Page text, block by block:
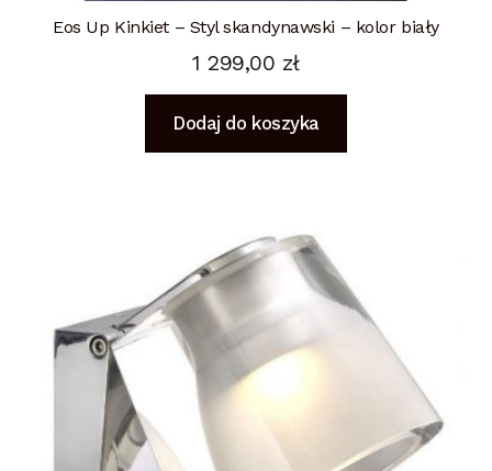
Eos Up Kinkiet – Styl skandynawski – kolor biały
1 299,00 zł
Dodaj do koszyka